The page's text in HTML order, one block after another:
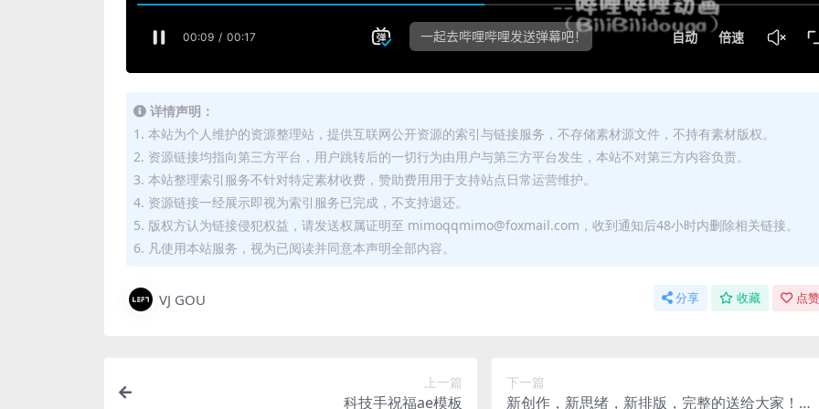
详情声明：
1. 本站为个人维护的资源整理站，提供互联网公开资源的索引与链接服务，不存储素材源文件，不持有素材版权。
2. 资源链接均指向第三方平台，用户跳转后的一切行为由用户与第三方平台发生，本站不对第三方内容负责。
3. 本站整理索引服务不针对特定素材收费，赞助费用用于支持站点日常运营维护。
4. 资源链接一经展示即视为索引服务已完成，不支持退还。
5. 版权方认为链接侵犯权益，请发送权属证明至 mimoqqmimo@foxmail.com，收到通知后48小时内删除相关链接。
6. 凡使用本站服务，视为已阅读并同意本声明全部内容。
VJ GOU 分享 收藏 点
上一篇
科技手祝福ae模板
下一篇
新创作，新思绪，新排版，完整的送给大家！大